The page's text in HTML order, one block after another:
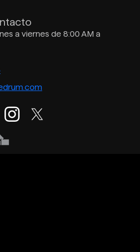
a viernes de 8:00 AM a